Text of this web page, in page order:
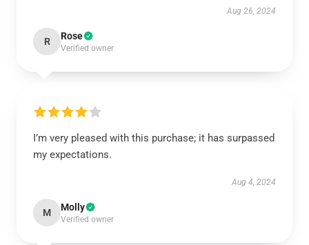
Aug 26, 2024
R Rose
Verified owner
I’m very pleased with this purchase; it has surpassed
my expectations.
Aug 4, 2024
M Molly
Verified owner